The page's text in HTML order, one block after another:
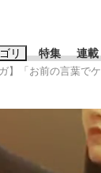
リ 特集 連載
ワードタグ一
】「お前の言葉で